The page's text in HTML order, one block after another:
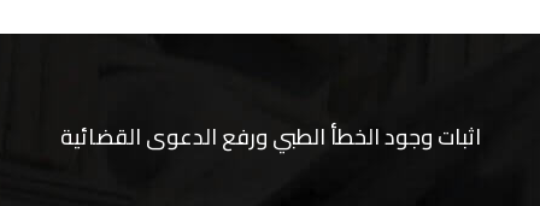
اثبات وجود الخطأ الطبي ورفع الدعوى القضائية